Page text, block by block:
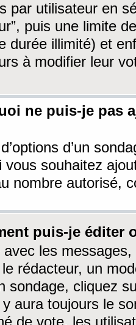
par utilisateur en
puis une limite
durée illimité) et
à modifier leur
ne puis-je pas
d’un
vous souhaitez
nombre autorisé,
puis-je éditer
avec les
rédacteur, un
sondage, cliquez
aura toujours le